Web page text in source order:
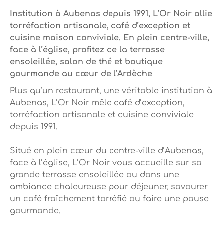
Institution à Aubenas depuis 1991, L’Or Noir allie
torréfaction artisanale, café d’exception et
cuisine maison conviviale. En plein centre-ville,
face à l’église, profitez de la terrasse
ensoleillée, salon de thé et boutique
gourmande au cœur de l’Ardèche
Plus qu’un restaurant, une véritable institution à
Aubenas, L’Or Noir mêle café d’exception,
torréfaction artisanale et cuisine conviviale
depuis 1991.
Situé en plein cœur du centre-ville d’Aubenas,
face à l’église, L’Or Noir vous accueille sur sa
grande terrasse ensoleillée ou dans une
ambiance chaleureuse pour déjeuner, savourer
un café fraîchement torréfié ou faire une pause
gourmande.